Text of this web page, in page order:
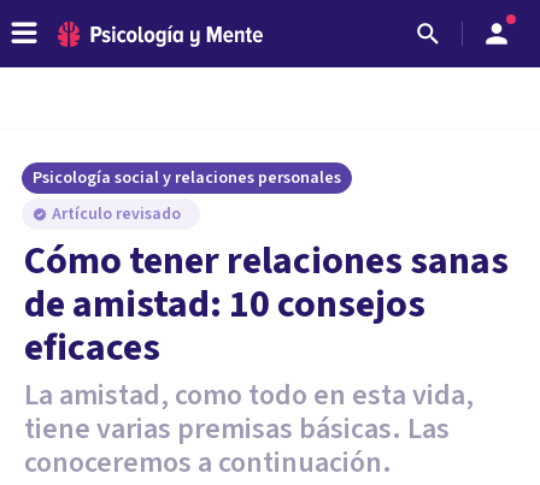
Psicología social y relaciones personales
Artículo revisado
Cómo tener relaciones sanas
de amistad: 10 consejos
eficaces
La amistad, como todo en esta vida,
tiene varias premisas básicas. Las
conoceremos a continuación.